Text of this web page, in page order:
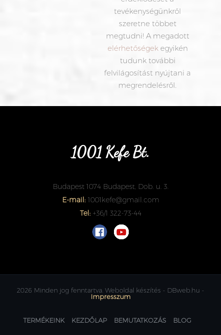
tevékenységünkről
szeretne többet
megtudni! A megadott
elérhetőségekegyikén
tudunk további
felvilágosítást nyújtani a
megrendelésről.
1001 Kefe Bt.
Budapest 1074 Budapest, Dob. u. 3.
E-mail: 1001kefe@gmail.com
Tel: +36/1 322-73-44
2026 Minden jog fenntartva. Weboldal készítés - DBweb.hu -
Impresszum
TERMÉKEINK KEZDŐLAP BEMUTATKOZÁS BLOG